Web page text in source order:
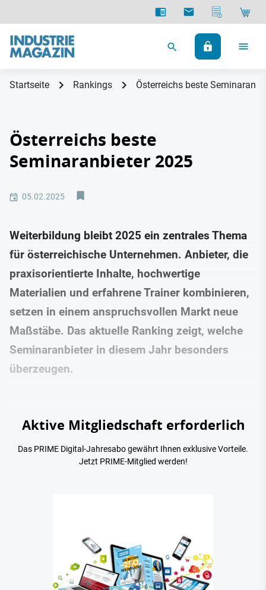
Startseite Rankings Österreichs beste
Österreichs beste
Seminaranbieter 2025
05.02.2025
Weiterbildung bleibt 2025 ein zentrales Thema
für österreichische Unternehmen. Anbieter, die
praxisorientierte Inhalte, hochwertige
Materialien und erfahrene Trainer kombinieren,
setzen in einem anspruchsvollen Markt neue
Maßstäbe. Das aktuelle Ranking zeigt, welche
Seminaranbieter in diesem Jahr besonders
überzeugen.
Aktive Mitgliedschaft erforderlich
Das PRIME Digital-Jahresabo gewährt Ihnen exklusive Vorteile.
Jetzt PRIME-Mitglied werden!